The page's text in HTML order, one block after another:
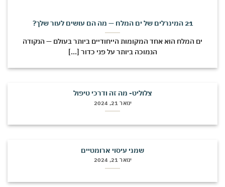
21 המינרלים של ים המלח — מה הם עושים לעור שלך?
ים המלח הוא אחד המקומות הייחודיים ביותר בעולם — הנקודה
הנמוכה ביותר על פני כדור [...]
צלוליט- מה זה ודרכי טיפול
ינואר 21, 2024
שמני עיסוי ארומטיים
ינואר 21, 2024